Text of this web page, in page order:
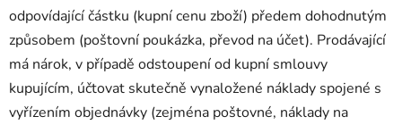
odpovídající částku (kupní cenu zboží) předem dohodnutým
způsobem (poštovní poukázka, převod na účet). Prodávající
má nárok, v případě odstoupení od kupní smlouvy
kupujícím, účtovat skutečně vynaložené náklady spojené s
vyřízením objednávky (zejména poštovné, náklady na